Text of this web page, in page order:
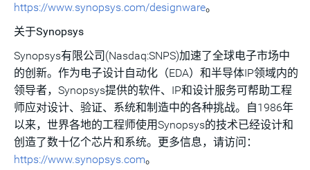
https://www.synopsys.com/designware。
关于Synopsys
Synopsys有限公司(Nasdaq:SNPS)加速了全球电子市场中
的创新。作为电子设计自动化（EDA）和半导体IP领域内的
领导者，Synopsys提供的软件、IP和设计服务可帮助工程
师应对设计、验证、系统和制造中的各种挑战。自1986年
以来，世界各地的工程师使用Synopsys的技术已经设计和
创造了数十亿个芯片和系统。更多信息，请访问：
https://www.synopsys.com。